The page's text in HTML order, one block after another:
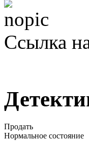
Ссылка
Продать
Нормальное состояние